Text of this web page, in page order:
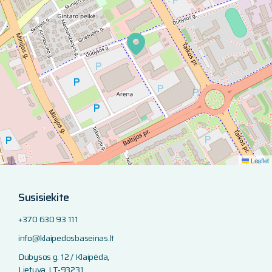
Susisiekite
+370 630 93 111
info@klaipedosbaseinas.lt
Dubysos g. 12 / Klaipėda,
Leaflet